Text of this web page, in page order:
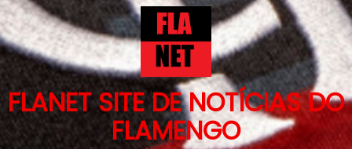
FLANET SITE DE NOTÍCIAS DO
FLAMENGO